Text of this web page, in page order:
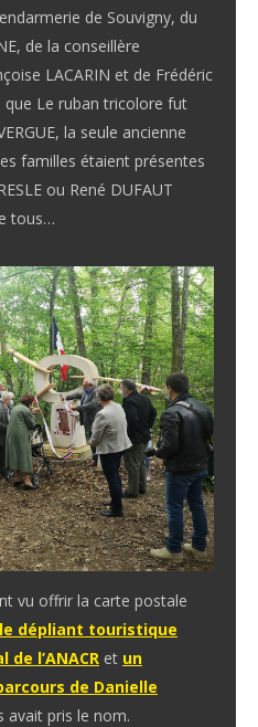
de Souvigny, du
de la conseillère
LACARIN et de Frédéric
que Le ruban tricolore fut
la seule ancienne
familles étaient présentes
ou René DUFAUT
tous…
vu offrir la carte postale
le dépliant touristique
l’ANACR et un
de Danielle
avait pris le nom.